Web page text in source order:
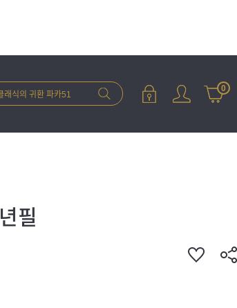
0
필